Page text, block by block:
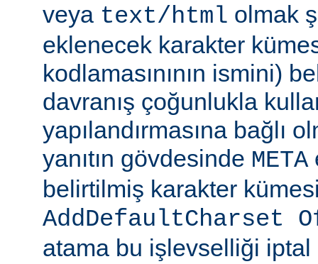
veya text/html olmak
eklenecek karakter
kodlamasınının ismini)
davranış çoğunlukla
yapılandırmasına bağlı
yanıtın gövdesinde META
belirtilmiş karakter
AddDefaultCharset
atama bu işlevselliği iptal